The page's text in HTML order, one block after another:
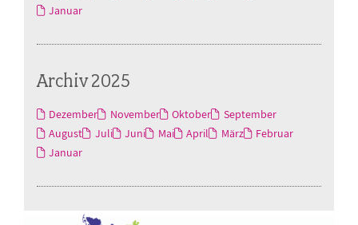
Januar
Archiv 2025
Dezember November Oktober
September
August
Juli Juni Mai April März
Februar
Januar